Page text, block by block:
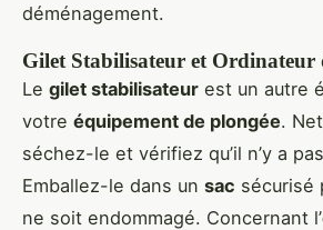
déménagement.
Gilet Stabilisateur et Ordinateur
Le gilet stabilisateur est un autre
votre équipement de plongée.
séchez-le et vérifiez qu’il n’y a
Emballez-le dans un sac sécurisé
ne soit endommagé. Concernant l’